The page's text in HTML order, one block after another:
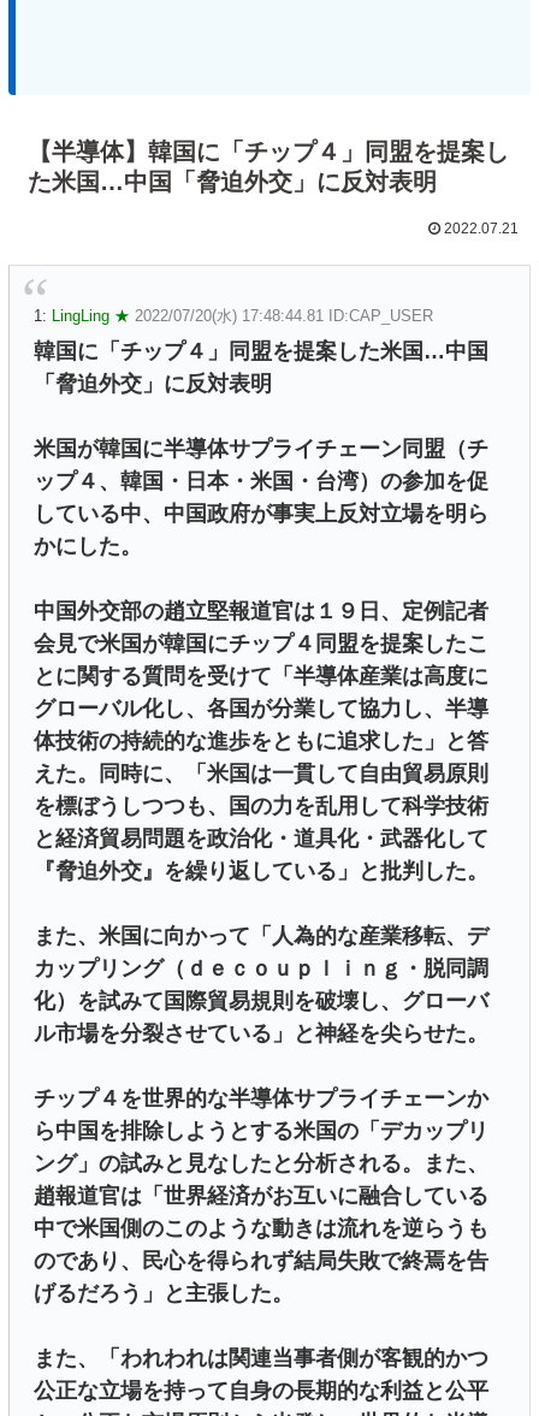
【半導体】韓国に「チップ４」同盟を提案し
た米国…中国「脅迫外交」に反対表明
2022.07.21
1: LingLing ★ 2022/07/20(水) 17:48:44.81 ID:CAP_USER
韓国に「チップ４」同盟を提案した米国…中国
「脅迫外交」に反対表明
米国が韓国に半導体サプライチェーン同盟（チ
ップ４、韓国・日本・米国・台湾）の参加を促
している中、中国政府が事実上反対立場を明ら
かにした。
中国外交部の趙立堅報道官は１９日、定例記者
会見で米国が韓国にチップ４同盟を提案したこ
とに関する質問を受けて「半導体産業は高度に
グローバル化し、各国が分業して協力し、半導
体技術の持続的な進歩をともに追求した」と答
えた。同時に、「米国は一貫して自由貿易原則
を標ぼうしつつも、国の力を乱用して科学技術
と経済貿易問題を政治化・道具化・武器化して
『脅迫外交』を繰り返している」と批判した。
また、米国に向かって「人為的な産業移転、デ
カップリング（ｄｅｃｏｕｐｌｉｎｇ・脱同調
化）を試みて国際貿易規則を破壊し、グローバ
ル市場を分裂させている」と神経を尖らせた。
チップ４を世界的な半導体サプライチェーンか
ら中国を排除しようとする米国の「デカップリ
ング」の試みと見なしたと分析される。また、
趙報道官は「世界経済がお互いに融合している
中で米国側のこのような動きは流れを逆らうも
のであり、民心を得られず結局失敗で終焉を告
げるだろう」と主張した。
また、「われわれは関連当事者側が客観的かつ
公正な立場を持って自身の長期的な利益と公平